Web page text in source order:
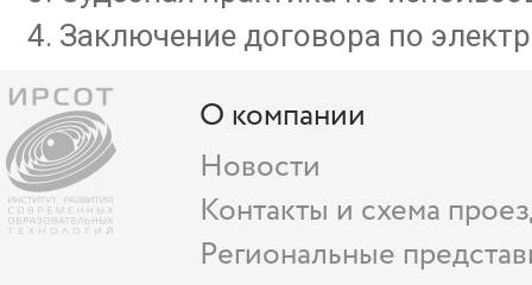
Заключение договора по
О компании
Новости
Контакты и схема
Региональные